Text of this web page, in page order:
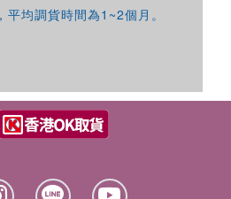
均調貨時間為1~2個月。